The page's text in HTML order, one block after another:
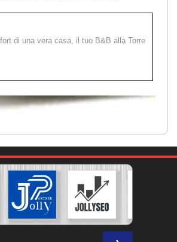
di una vera casa, il tuo B&B alla Torre